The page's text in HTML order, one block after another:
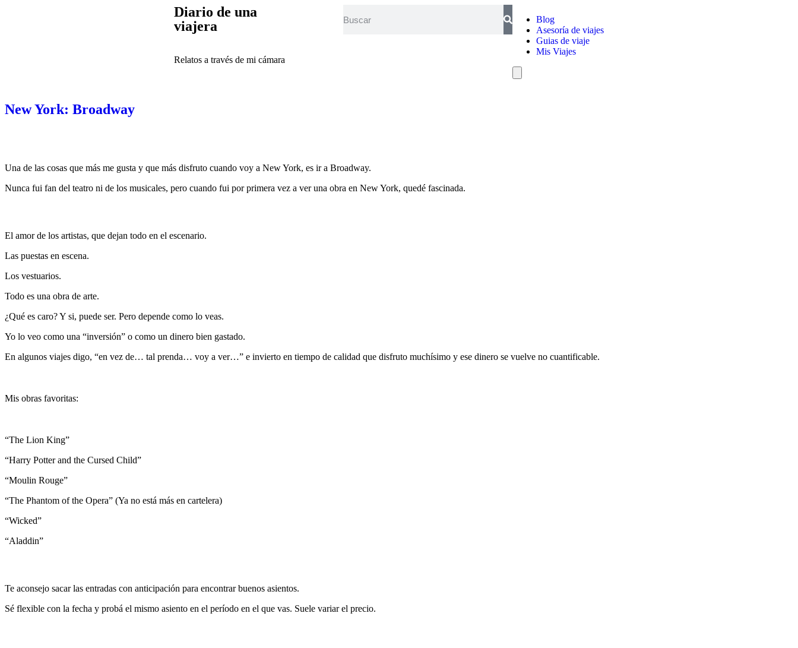
Diario de una
viajera
Relatos a través de mi cámara
Blog
Asesoría de viajes
Guias de viaje
Mis Viajes
New York: Broadway
Una de las cosas que más me gusta y que más disfruto cuando voy a New York, es ir a Broadway.
Nunca fui fan del teatro ni de los musicales, pero cuando fui por primera vez a ver una obra en New York, quedé fascinada.
El amor de los artistas, que dejan todo en el escenario.
Las puestas en escena.
Los vestuarios.
Todo es una obra de arte.
¿Qué es caro? Y si, puede ser. Pero depende como lo veas.
Yo lo veo como una “inversión” o como un dinero bien gastado.
En algunos viajes digo, “en vez de… tal prenda… voy a ver…” e invierto en tiempo de calidad que disfruto muchísimo y ese dinero se vuelve no cuantificable.
Mis obras favoritas:
“The Lion King”
“Harry Potter and the Cursed Child”
“Moulin Rouge”
“The Phantom of the Opera” (Ya no está más en cartelera)
“Wicked”
“Aladdin”
Te aconsejo sacar las entradas con anticipación para encontrar buenos asientos.
Sé flexible con la fecha y probá el mismo asiento en el período en el que vas. Suele variar el precio.